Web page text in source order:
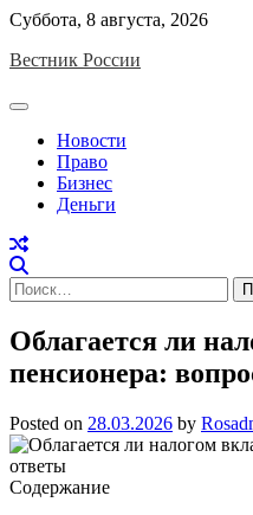
Skip
content
Суббота, 8 августа, 2026
Вестник России
Новости
Право
Бизнес
Деньги
Найти:
Облагается ли
пенсионера:
Posted on 28.03.2026 by
Содержание